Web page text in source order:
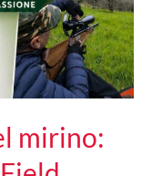
mirino: